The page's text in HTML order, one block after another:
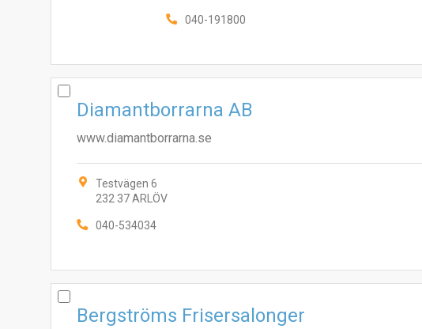
040-191800
Diamantborrarna AB
www.diamantborrarna.se
Testvägen 6
232 37 ARLÖV
040-534034
Bergströms Frisersalonger